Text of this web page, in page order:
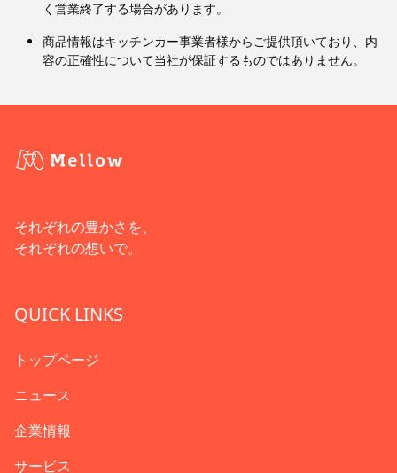
く営業終了する場合があります。
商品情報はキッチンカー事業者様からご提供頂いており、内
容の正確性について当社が保証するものではありません。
それぞれの豊かさを、
それぞれの想いで。
QUICK LINKS
トップページ
ニュース
企業情報
サービス